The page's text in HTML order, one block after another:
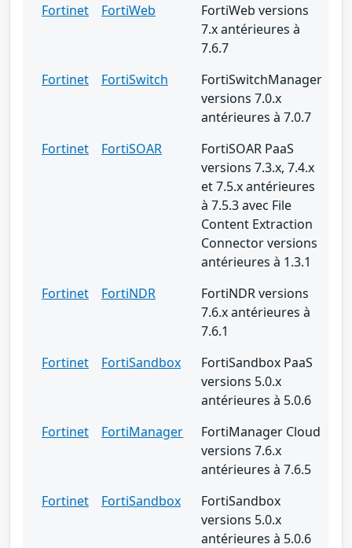
Fortinet
FortiWeb
FortiWeb versions
7.x antérieures à
7.6.7
Fortinet
FortiSwitch
FortiSwitchManager
versions 7.0.x
antérieures à 7.0.7
Fortinet
FortiSOAR
FortiSOAR PaaS
versions 7.3.x, 7.4.x
et 7.5.x antérieures
à 7.5.3 avec File
Content Extraction
Connector versions
antérieures à 1.3.1
Fortinet
FortiNDR
FortiNDR versions
7.6.x antérieures à
7.6.1
Fortinet
FortiSandbox
FortiSandbox PaaS
versions 5.0.x
antérieures à 5.0.6
Fortinet
FortiManager
FortiManager Cloud
versions 7.6.x
antérieures à 7.6.5
Fortinet
FortiSandbox
FortiSandbox
versions 5.0.x
antérieures à 5.0.6